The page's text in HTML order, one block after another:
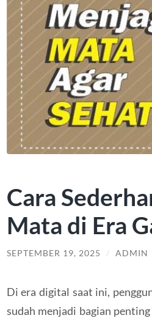
Cara
Mata di Era
SEPTEMBER 19, 2025 / ADMIN
Di era digital saat ini,
sudah menjadi bagian